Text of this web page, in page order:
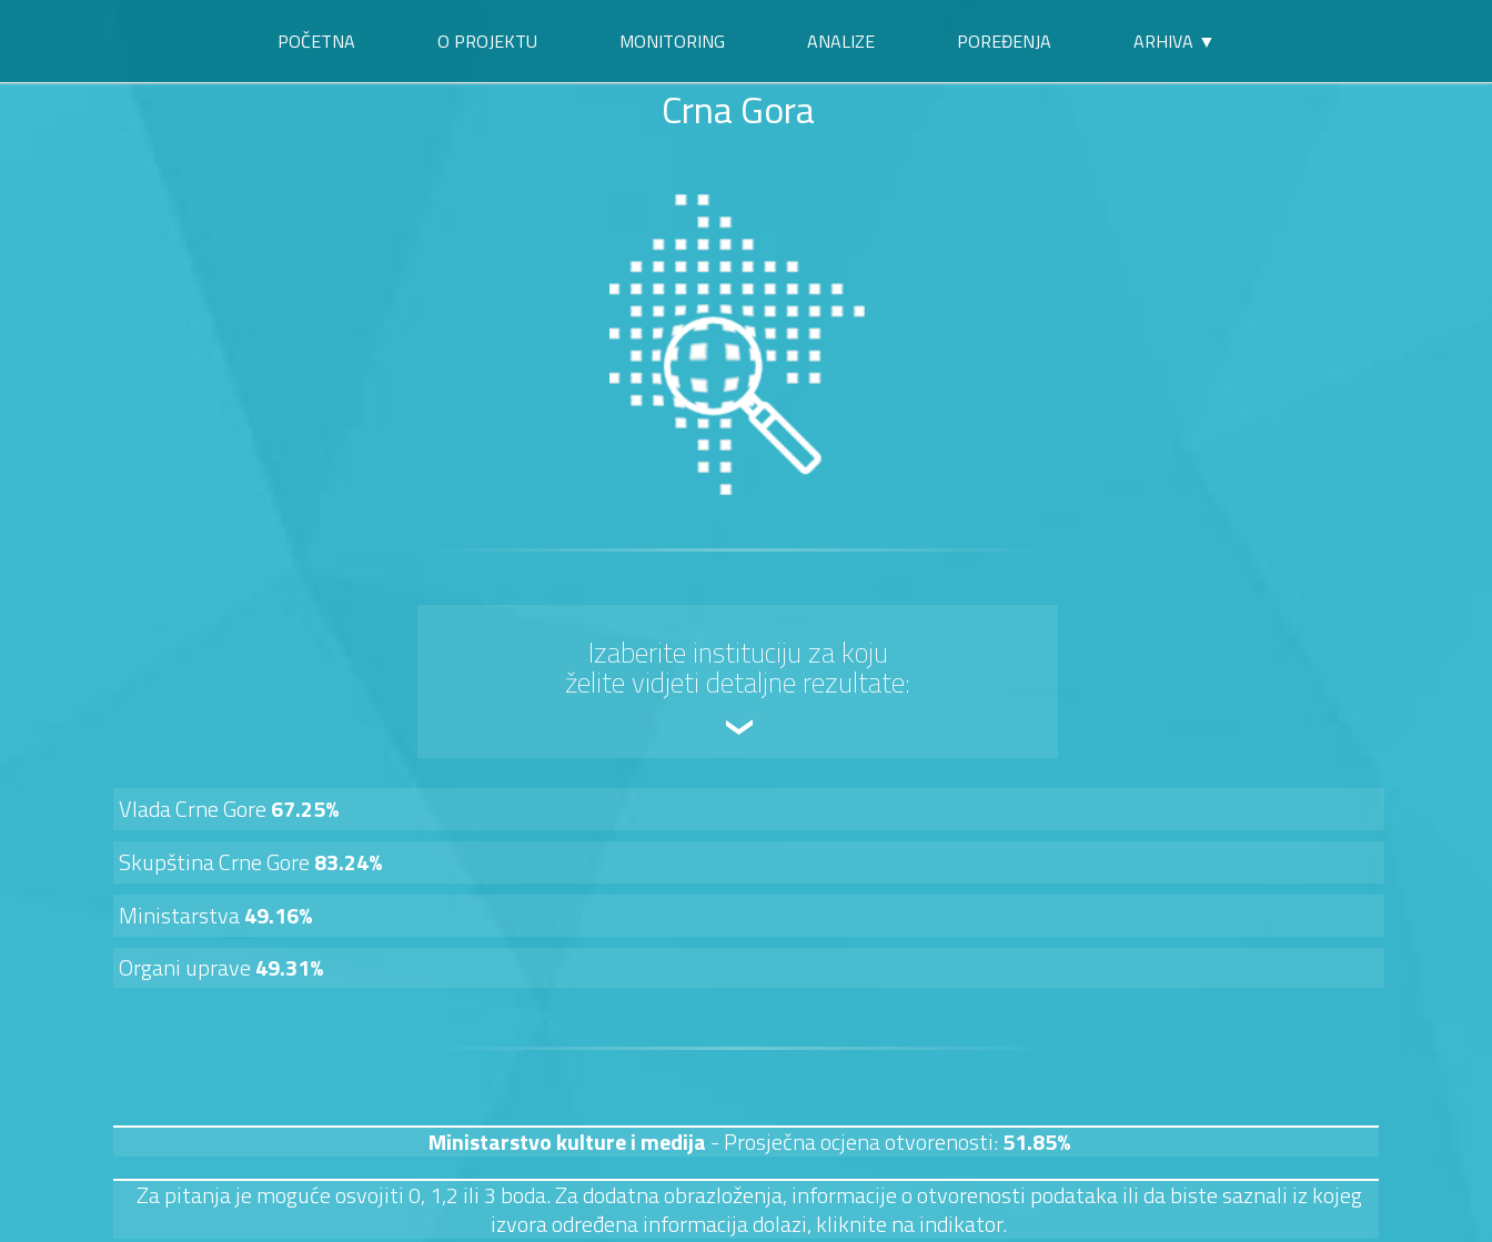
POČETNA O PROJEKTU MONITORING ANALIZE POREĐENJA ARHIVA ▼
Crna Gora
Izaberite instituciju za koju
želite vidjeti detaljne rezultate:
Vlada Crne Gore67.25%
Skupština Crne Gore83.24%
Ministarstva49.16%
Organi uprave49.31%
Ministarstvo kulture i medija- Prosječna ocjena otvorenosti:51.85%
Za pitanja je moguće osvojiti 0, 1,2 ili 3 boda. Za dodatna obrazloženja, informacije o otvorenosti podataka ili da biste saznali iz kojeg
izvora određena informacija dolazi, kliknite na indikator.